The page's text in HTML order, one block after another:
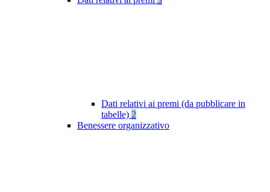
Dati relativi ai premi (da pubblicare in
tabelle) 2
Benessere organizzativo